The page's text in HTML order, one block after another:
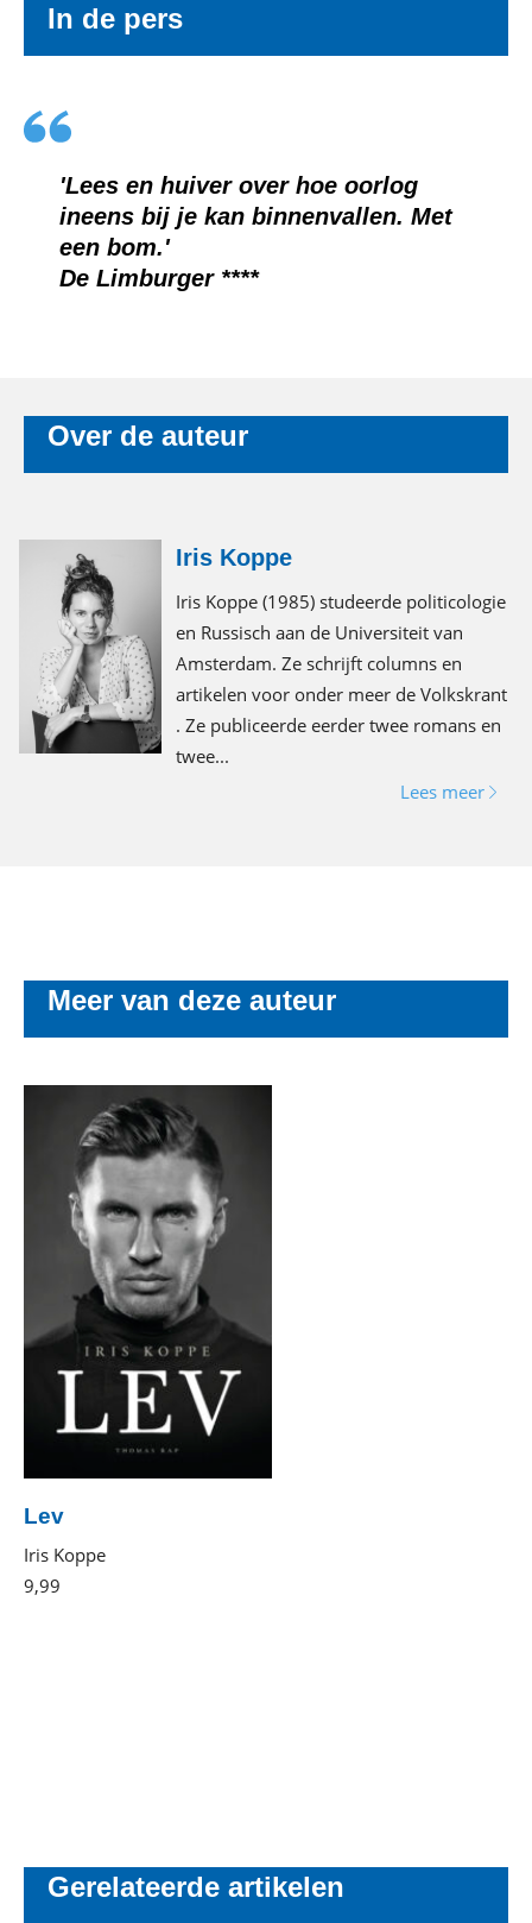
In de pers
'Lees en huiver over hoe oorlog
ineens bij je kan binnenvallen. Met
een bom.'
De Limburger ****
Over de auteur
Iris Koppe
Iris Koppe (1985) studeerde politicologie
en Russisch aan de Universiteit van
Amsterdam. Ze schrijft columns en
artikelen voor onder meer de Volkskrant
. Ze publiceerde eerder twee romans en
twee...
Lees meer
Meer van deze auteur
Lev
Iris Koppe
9,99
Gerelateerde artikelen